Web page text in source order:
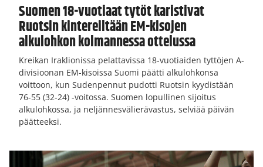
Suomen 18-vuotiaat tytöt karistivat
Ruotsin kintereiltään EM-kisojen
alkulohkon kolmannessa ottelussa
Kreikan Iraklionissa pelattavissa 18-vuotiaiden tyttöjen A-
divisioonan EM-kisoissa Suomi päätti alkulohkonsa
voittoon, kun Sudenpennut pudotti Ruotsin kyydistään
76-55 (32-24) -voitossa. Suomen lopullinen sijoitus
alkulohkossa, ja neljännesvälierävastus, selviää päivän
päätteeksi.